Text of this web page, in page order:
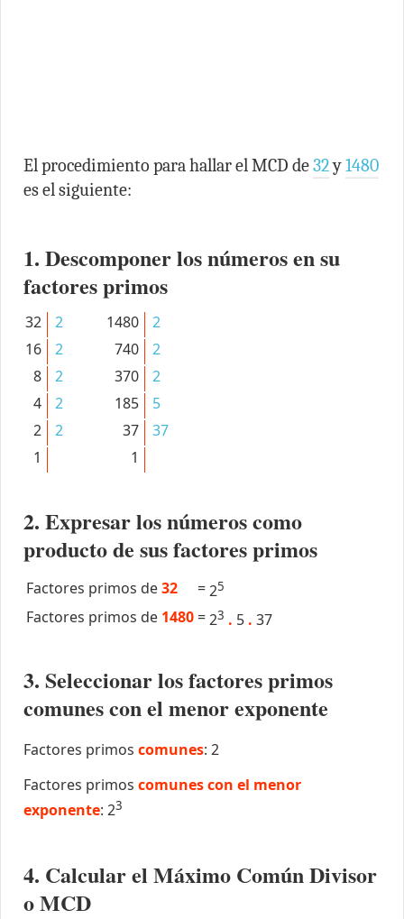
El procedimiento para hallar el MCD de32y1480
es el siguiente:
1. Descomponer los números en su
factores primos
32
2
16
2
8
2
4
2
2
2
1
1480
2
740
2
370
2
185
5
37
37
1
2. Expresar los números como
producto de sus factores primos
Factores primos de32 =25
Factores primos de 1480 =23 . 5 . 37
3. Seleccionar los factores primos
comunes con el menor exponente
Factores primos comunes: 2
Factores primos comunes con el menor
exponente: 23
4. Calcular el Máximo Común Divisor
o MCD